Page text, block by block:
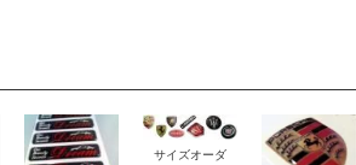
サイズオーダ